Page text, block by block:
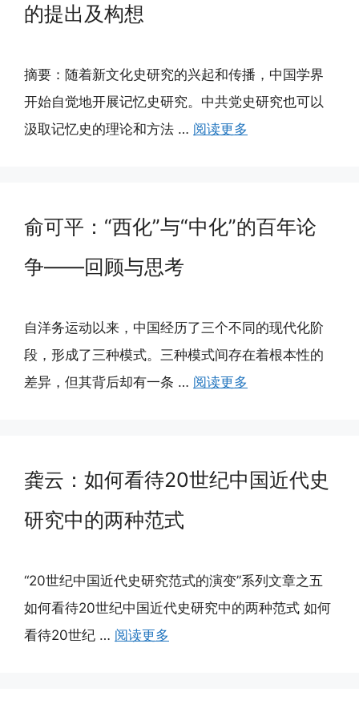
的提出及构想
摘要：随着新文化史研究的兴起和传播，中国学界
开始自觉地开展记忆史研究。中共党史研究也可以
汲取记忆史的理论和方法 … 阅读更多
俞可平：“西化”与“中化”的百年论
争——回顾与思考
自洋务运动以来，中国经历了三个不同的现代化阶
段，形成了三种模式。三种模式间存在着根本性的
差异，但其背后却有一条 … 阅读更多
龚云：如何看待20世纪中国近代史
研究中的两种范式
“20世纪中国近代史研究范式的演变”系列文章之五
如何看待20世纪中国近代史研究中的两种范式 如何
看待20世纪 … 阅读更多